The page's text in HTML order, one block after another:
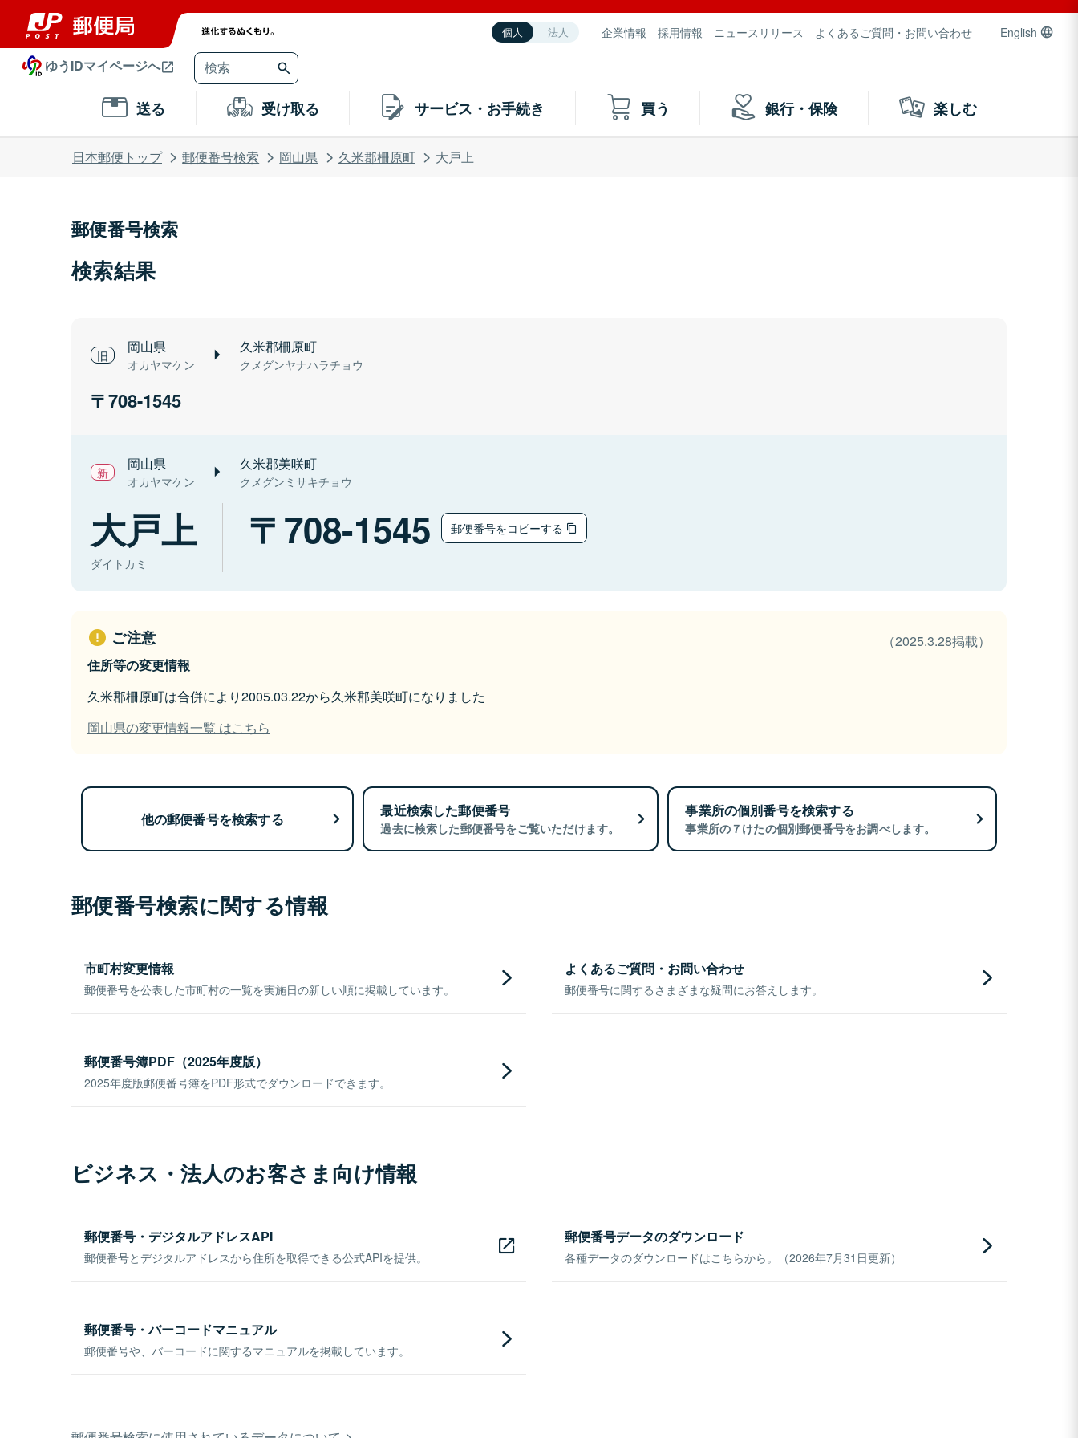
個人 法人 企業情報 採用情報 ニュースリリース よくあるご質問・お問い合わせ English
ゆうIDマイページへ
送る 受け取る サービス・お手続き 買う 銀行・保険 楽しむ
日本郵便トップ 郵便番号検索 岡山県 久米郡柵原町 大戸上
郵便番号検索
検索結果
岡山県
オカヤマケン
久米郡柵原町
クメグンヤナハラチョウ
708-1545
岡山県
オカヤマケン
久米郡美咲町
クメグンミサキチョウ
大戸上
ダイトカミ
708-1545 郵便番号をコピーする
ご注意
（2025.3.28掲載）
住所等の変更情報
久米郡柵原町は合併により2005.03.22から久米郡美咲町になりました
岡山県の変更情報一覧 はこちら
他の郵便番号を検索する 最近検索した郵便番号
過去に検索した郵便番号をご覧いただけます。
事業所の個別番号を検索する
事業所の７けたの個別郵便番号をお調べします。
郵便番号検索に関する情報
市町村変更情報
郵便番号を公表した市町村の一覧を実施日の新しい順に掲載しています。
よくあるご質問・お問い合わせ
郵便番号に関するさまざまな疑問にお答えします。
郵便番号簿PDF（2025年度版）
2025年度版郵便番号簿をPDF形式でダウンロードできます。
ビジネス・法人のお客さま向け情報
郵便番号・デジタルアドレスAPI
郵便番号とデジタルアドレスから住所を取得できる公式APIを提供。
郵便番号データのダウンロード
各種データのダウンロードはこちらから。（2026年7月31日更新）
郵便番号・バーコードマニュアル
郵便番号や、バーコードに関するマニュアルを掲載しています。